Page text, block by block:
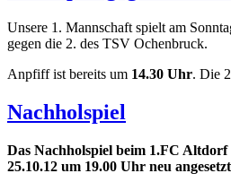
Unsere 1. Mannschaft spielt am
gegen die 2. des TSV Ochenbruck.
Anpfiff ist bereits um 14.30 Uhr. Die
Nachholspiel
Das Nachholspiel beim 1.FC
25.10.12 um 19.00 Uhr neu